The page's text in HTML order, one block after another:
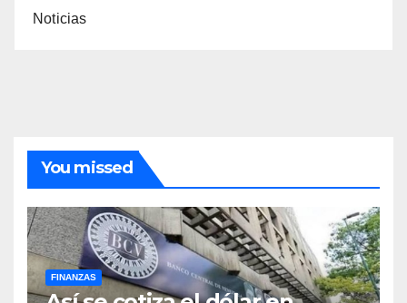
Noticias
You missed
FINANZAS